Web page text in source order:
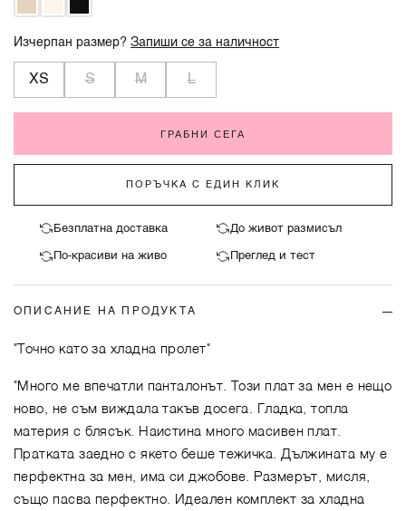
Изчерпан размер?Запиши се за наличност
XS S M L
ГРАБНИ СЕГА
ПОРЪЧКА С ЕДИН КЛИК
Безплатна доставка До живот размисъл
По-красиви на живо Преглед и тест
ОПИСАНИЕ НА ПРОДУКТА
"Точно като за хладна пролет"
"Много ме впечатли панталонът. Този плат за мен е нещо
ново, не съм виждала такъв досега. Гладка, топла
материя с блясък. Наистина много масивен плат.
Пратката заедно с якето беше тежичка. Дължината му е
перфектна за мен, има си джобове. Размерът, мисля,
също пасва перфектно. Идеален комплект за хладна